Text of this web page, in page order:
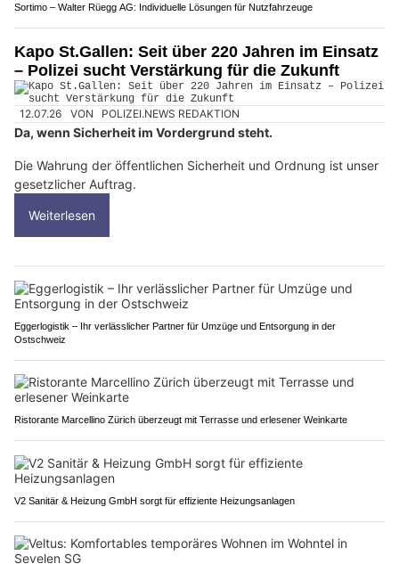
Sortimo – Walter Rüegg AG: Individuelle Lösungen für Nutzfahrzeuge
Kapo St.Gallen: Seit über 220 Jahren im Einsatz
– Polizei sucht Verstärkung für die Zukunft
12.07.26 VON POLIZEI.NEWS REDAKTION
Da, wenn Sicherheit im Vordergrund steht.
Die Wahrung der öffentlichen Sicherheit und Ordnung ist unser
gesetzlicher Auftrag.
Weiterlesen
Eggerlogistik – Ihr verlässlicher Partner für Umzüge und Entsorgung in der
Ostschweiz
Ristorante Marcellino Zürich überzeugt mit Terrasse und erlesener Weinkarte
V2 Sanitär & Heizung GmbH sorgt für effiziente Heizungsanlagen